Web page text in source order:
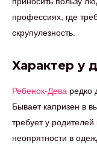
профессиях, где
скрупулезность.
Характер у
Ребенок-Дева редко
Бывает капризен в
требует у
неопрятности в